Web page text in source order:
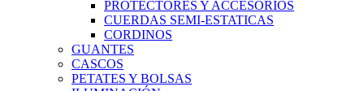
PROTECTORES Y ACCESORIOS
CUERDAS SEMI-ESTATICAS
CORDINOS
GUANTES
CASCOS
PETATES Y BOLSAS